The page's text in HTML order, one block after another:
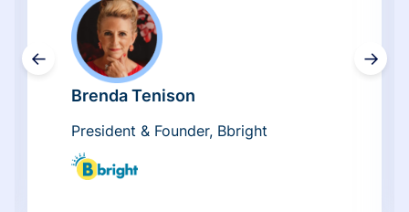
←
Brenda Tenison
President & Founder, Bbright
→